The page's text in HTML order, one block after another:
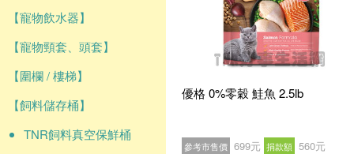
【寵物飲水器】
【寵物頸套、頭套】
【圍欄 / 樓梯】
【飼料儲存桶】
TNR飼料真空保鮮桶
優格 0%零穀 鮭魚 2.5lb
參考市售價 699元 捐款額 560元